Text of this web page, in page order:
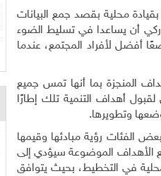
محلية بقصد جمع البيانات
أن يساعدا في تسليط الضوء
أفضل لأفراد المجتمع، عندما
المنجزة بما أنها تمس جميع
أهداف التنمية تلك إطارًا
وتطويرها.
الفئات رؤية مبادئها وقيمها
مع الأهداف الموضوعة سيؤدي إلى
في التخطيط، بحيث يتوافق